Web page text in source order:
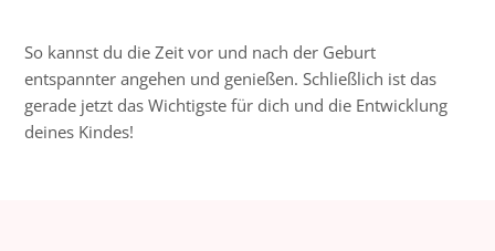
So kannst du die Zeit vor und nach der Geburt
entspannter angehen und genießen. Schließlich ist das
gerade jetzt das Wichtigste für dich und die Entwicklung
deines Kindes!